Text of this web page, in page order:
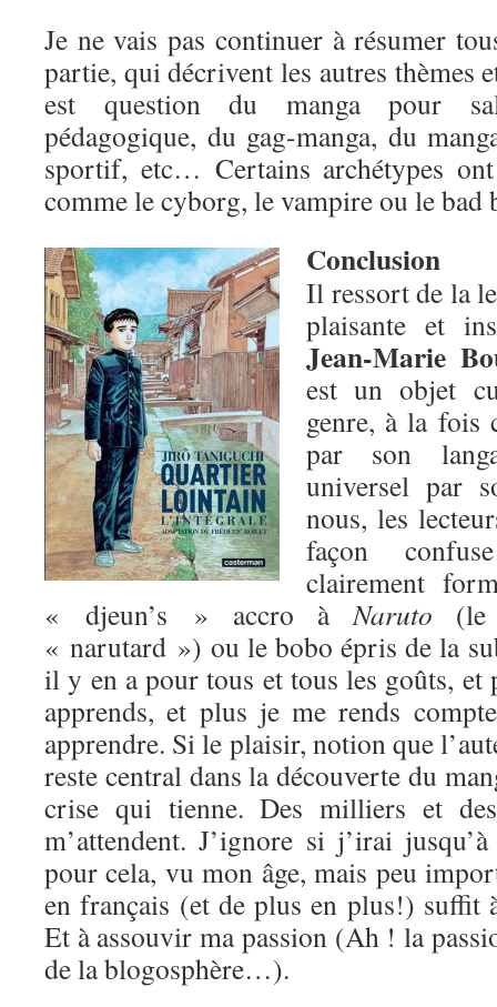
Je ne vais pas continuer à résumer
partie, qui décrivent les autres thèmes
est question du manga pour
pédagogique, du gag-manga, du
sportif, etc… Certains archétypes
comme le cyborg, le vampire ou le bad
Conclusion
Il ressort de la
plaisante et
Jean-Marie
est un objet
genre, à la fois
par son
universel par
nous, les
façon
clairement
« djeun’s » accro àNaruto (le
« narutard ») ou le bobo épris de la
il y en a pour tous et tous les goûts, et
apprends, et plus je me rends
apprendre. Si le plaisir, notion que
reste central dans la découverte du
crise qui tienne. Des milliers et
m’attendent. J’ignore si j’irai
pour cela, vu mon âge, mais peu
en français (et de plus en plus!) suffit
Et à assouvir ma passion (Ah ! la
de la blogosphère…).